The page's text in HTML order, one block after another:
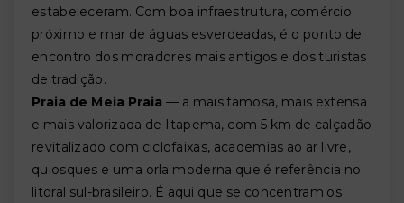
estabeleceram. Com boa infraestrutura, comércio
próximo e mar de águas esverdeadas, é o ponto de
encontro dos moradores mais antigos e dos turistas
de tradição.
Praia de Meia Praia — a mais famosa, mais extensa
e mais valorizada de Itapema, com 5 km de calçadão
revitalizado com ciclofaixas, academias ao ar livre,
quiosques e uma orla moderna que é referência no
litoral sul-brasileiro. É aqui que se concentram os